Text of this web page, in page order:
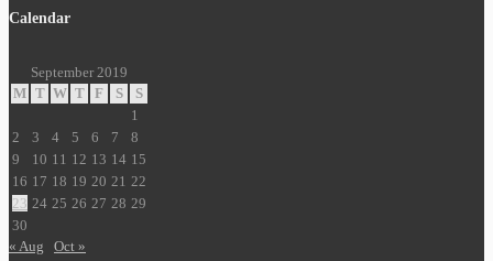
Calendar
September 2019
M T W T F S
S
1
2
3 4 5 6 7
8
9
10 11 12 13 14 15
16 17 18 19 20 21 22
23 24 25 26 27 28 29
30
« Aug
Oct »